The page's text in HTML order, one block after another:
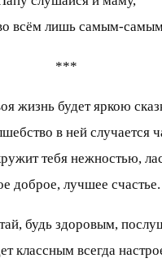
всём лишь самым-
***
жизнь будет яркою
в ней случается
тебя нежностью,
доброе, лучшее счастье.
будь здоровым,
классным всегда